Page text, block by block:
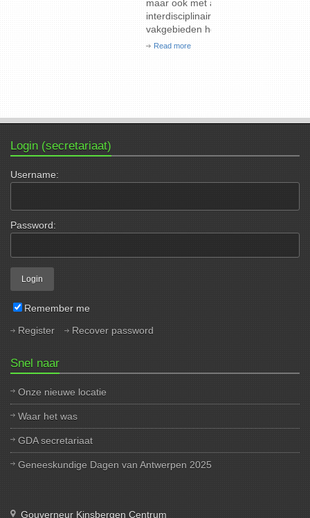
maar ook met andere gezondheidswerkers,
interdisciplinair en over de grenzen van de
vakgebieden heen. De prijs kan […]
Login (secretariaat)
Username:
Password:
Remember me
Register
Recover password
Snel naar
Onze nieuwe locatie
Waar het was
GDA secretariaat
Geneeskundige Dagen van Antwerpen 2025
Gouverneur Kinsbergen Centrum